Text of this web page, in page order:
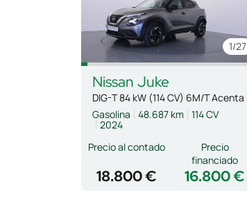
1/27
Nissan Juke
DIG-T 84 kW (114 CV) 6M/T Acenta
Gasolina
48.687 km 114 CV
2024
Precio al contado
18.800 € 16.800 €
Precio
financiado